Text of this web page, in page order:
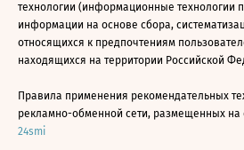
технологии (информационные технологии
информации на основе сбора,
относящихся к предпочтениям
находящихся на территории Российской
Правила применения рекомендательных
рекламно-обменной сети, размещенных на
24smi